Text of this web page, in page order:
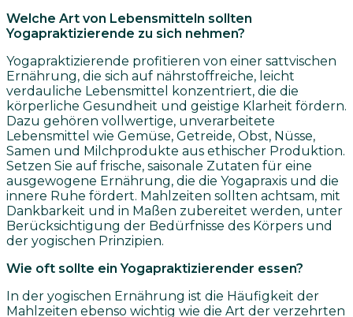
Welche Art von Lebensmitteln sollten
Yogapraktizierende zu sich nehmen?
Yogapraktizierende profitieren von einer sattvischen
Ernährung, die sich auf nährstoffreiche, leicht
verdauliche Lebensmittel konzentriert, die die
körperliche Gesundheit und geistige Klarheit fördern.
Dazu gehören vollwertige, unverarbeitete
Lebensmittel wie Gemüse, Getreide, Obst, Nüsse,
Samen und Milchprodukte aus ethischer Produktion.
Setzen Sie auf frische, saisonale Zutaten für eine
ausgewogene Ernährung, die die Yogapraxis und die
innere Ruhe fördert. Mahlzeiten sollten achtsam, mit
Dankbarkeit und in Maßen zubereitet werden, unter
Berücksichtigung der Bedürfnisse des Körpers und
der yogischen Prinzipien.
Wie oft sollte ein Yogapraktizierender essen?
In der yogischen Ernährung ist die Häufigkeit der
Mahlzeiten ebenso wichtig wie die Art der verzehrten